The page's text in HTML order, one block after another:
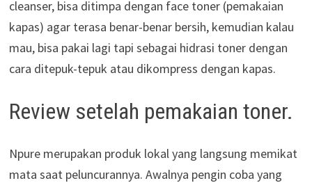
cleanser, bisa ditimpa dengan face toner (pemakaian
kapas) agar terasa benar-benar bersih, kemudian kalau
mau, bisa pakai lagi tapi sebagai hidrasi toner dengan
cara ditepuk-tepuk atau dikompress dengan kapas.
Review setelah pemakaian toner.
Npure merupakan produk lokal yang langsung memikat
mata saat peluncurannya. Awalnya pengin coba yang